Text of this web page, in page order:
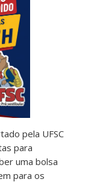
pela UFSC
para
uma bolsa
para os